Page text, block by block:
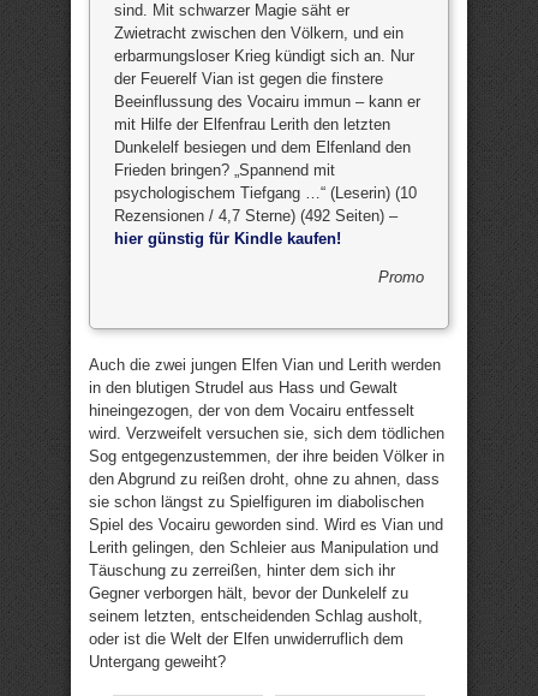
sind. Mit schwarzer Magie säht er
Zwietracht zwischen den Völkern, und ein
erbarmungsloser Krieg kündigt sich an. Nur
der Feuerelf Vian ist gegen die finstere
Beeinflussung des Vocairu immun – kann er
mit Hilfe der Elfenfrau Lerith den letzten
Dunkelelf besiegen und dem Elfenland den
Frieden bringen? „Spannend mit
psychologischem Tiefgang …“ (Leserin) (10
Rezensionen / 4,7 Sterne) (492 Seiten) –
hier günstig für Kindle kaufen!
Promo
Auch die zwei jungen Elfen Vian und Lerith werden
in den blutigen Strudel aus Hass und Gewalt
hineingezogen, der von dem Vocairu entfesselt
wird. Verzweifelt versuchen sie, sich dem tödlichen
Sog entgegenzustemmen, der ihre beiden Völker in
den Abgrund zu reißen droht, ohne zu ahnen, dass
sie schon längst zu Spielfiguren im diabolischen
Spiel des Vocairu geworden sind. Wird es Vian und
Lerith gelingen, den Schleier aus Manipulation und
Täuschung zu zerreißen, hinter dem sich ihr
Gegner verborgen hält, bevor der Dunkelelf zu
seinem letzten, entscheidenden Schlag ausholt,
oder ist die Welt der Elfen unwiderruflich dem
Untergang geweiht?